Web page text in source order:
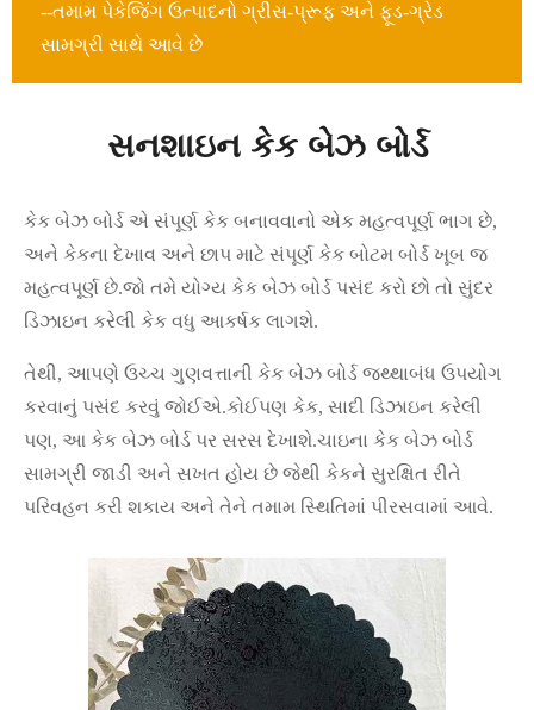
--તમામ પેકેજિંગ ઉત્પાદનો ગ્રીસ-પ્રૂફ અને ફૂડ-ગ્રેડ
સામગ્રી સાથે આવે છે
સનશાઇન કેક બેઝ બોર્ડ
કેક બેઝ બોર્ડ એ સંપૂર્ણ કેક બનાવવાનો એક મહત્વપૂર્ણ ભાગ છે,
અને કેકના દેખાવ અને છાપ માટે સંપૂર્ણ કેક બોટમ બોર્ડ ખૂબ જ
મહત્વપૂર્ણ છે.જો તમે યોગ્ય કેક બેઝ બોર્ડ પસંદ કરો છો તો સુંદર
ડિઝાઇન કરેલી કેક વધુ આકર્ષક લાગશે.
તેથી, આપણે ઉચ્ચ ગુણવત્તાની કેક બેઝ બોર્ડ જથ્થાબંધ ઉપયોગ
કરવાનું પસંદ કરવું જોઈએ.કોઈપણ કેક, સાદી ડિઝાઇન કરેલી
પણ, આ કેક બેઝ બોર્ડ પર સરસ દેખાશે.ચાઇના કેક બેઝ બોર્ડ
સામગ્રી જાડી અને સખત હોય છે જેથી કેકને સુરક્ષિત રીતે
પરિવહન કરી શકાય અને તેને તમામ સ્થિતિમાં પીરસવામાં આવે.